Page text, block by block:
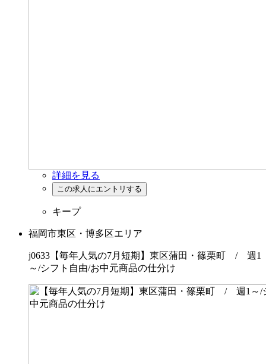
詳細を見る
キープ
福岡市東区・博多区エリア
j0633【毎年人気の7月短期】東区蒲田・篠栗町 / 週1
～/シフト自由/お中元商品の仕分け